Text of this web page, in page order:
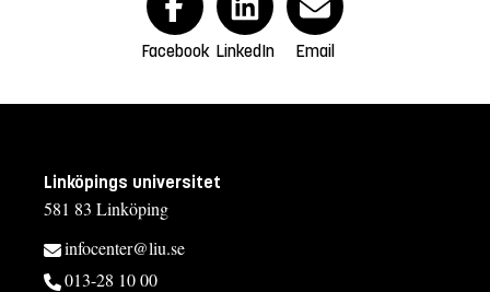
Facebook LinkedIn Email
Linköpings universitet
581 83 Linköping
infocenter@liu.se
013-28 10 00